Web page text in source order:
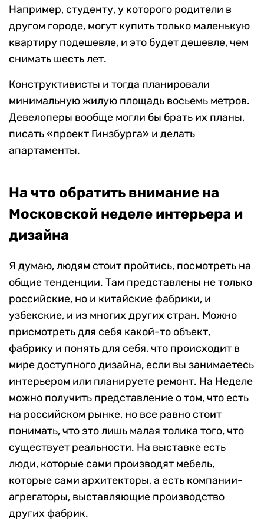
Например, студенту, у которого родители в
другом городе, могут купить только маленькую
квартиру подешевле, и это будет дешевле, чем
снимать шесть лет.
Конструктивисты и тогда планировали
минимальную жилую площадь восьемь метров.
Девелоперы вообще могли бы брать их планы,
писать «проект Гинзбурга» и делать
апартаменты.
На что обратить внимание на
Московской неделе интерьера и
дизайна
Я думаю, людям стоит пройтись, посмотреть на
общие тенденции. Там представлены не только
российские, но и китайские фабрики, и
узбекские, и из многих других стран. Можно
присмотреть для себя какой-то объект,
фабрику и понять для себя, что происходит в
мире доступного дизайна, если вы занимаетесь
интерьером или планируете ремонт. На Неделе
можно получить представление о том, что есть
на российском рынке, но все равно стоит
понимать, что это лишь малая толика того, что
существует реальности. На выставке есть
люди, которые сами производят мебель,
которые сами архитекторы, а есть компании-
агрегаторы, выставляющие производство
других фабрик.